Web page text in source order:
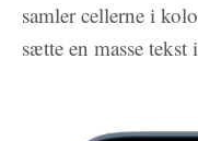
samler cellerne i
sætte en masse tekst